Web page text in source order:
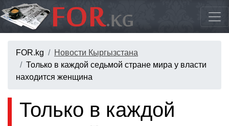
FOR.kg
Новости Кыргызстана
Только в каждой седьмой стране мира у власти
находится женщина
Только в каждой